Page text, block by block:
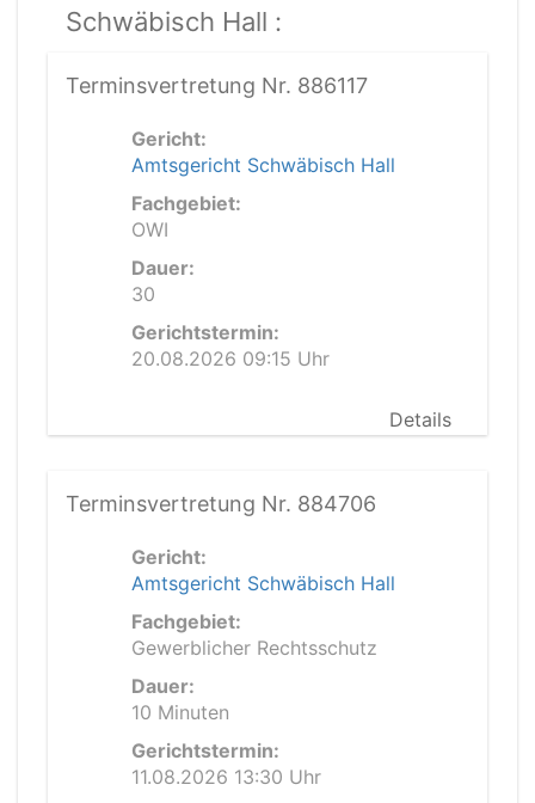
Schwäbisch Hall :
Terminsvertretung Nr. 886117
Gericht:
Amtsgericht Schwäbisch Hall
Fachgebiet:
OWI
Dauer:
30
Gerichtstermin:
20.08.2026 09:15 Uhr
Details
Terminsvertretung Nr. 884706
Gericht:
Amtsgericht Schwäbisch Hall
Fachgebiet:
Gewerblicher Rechtsschutz
Dauer:
10 Minuten
Gerichtstermin:
11.08.2026 13:30 Uhr